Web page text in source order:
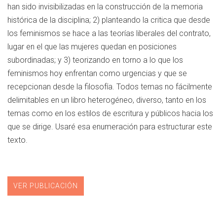
han sido invisibilizadas en la construcción de la memoria
histórica de la disciplina; 2) planteando la critica que desde
los feminismos se hace a las teorías liberales del contrato,
lugar en el que las mujeres quedan en posiciones
subordinadas; y 3) teorizando en torno a lo que los
feminismos hoy enfrentan como urgencias y que se
recepcionan desde la filosofía. Todos temas no fácilmente
delimitables en un libro heterogéneo, diverso, tanto en los
temas como en los estilos de escritura y públicos hacia los
que se dirige. Usaré esa enumeración para estructurar este
texto.
VER PUBLICACIÓN